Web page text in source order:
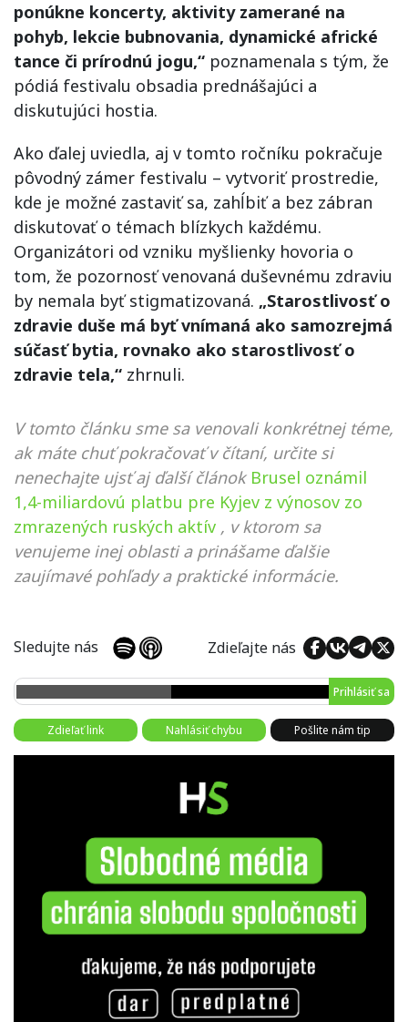
ponúkne koncerty, aktivity zamerané na
pohyb, lekcie bubnovania, dynamické africké
tance či prírodnú jogu,“ poznamenala s tým, že
pódiá festivalu obsadia prednášajúci a
diskutujúci hostia.
Ako ďalej uviedla, aj v tomto ročníku pokračuje
pôvodný zámer festivalu – vytvoriť prostredie,
kde je možné zastaviť sa, zahĺbiť a bez zábran
diskutovať o témach blízkych každému.
Organizátori od vzniku myšlienky hovoria o
tom, že pozornosť venovaná duševnému zdraviu
by nemala byť stigmatizovaná. „Starostlivosť o
zdravie duše má byť vnímaná ako samozrejmá
súčasť bytia, rovnako ako starostlivosť o
zdravie tela,“ zhrnuli.
V tomto článku sme sa venovali konkrétnej téme,
ak máte chuť pokračovať v čítaní, určite si
nenechajte ujsť aj ďalší článok Brusel oznámil
1,4-miliardovú platbu pre Kyjev z výnosov zo
zmrazených ruských aktív , v ktorom sa
venujeme inej oblasti a prinášame ďalšie
zaujímavé pohľady a praktické informácie.
Sledujte nás Zdieľajte nás
Prihlásiť sa
Zdieľať link Nahlásiť chybu Pošlite nám tip